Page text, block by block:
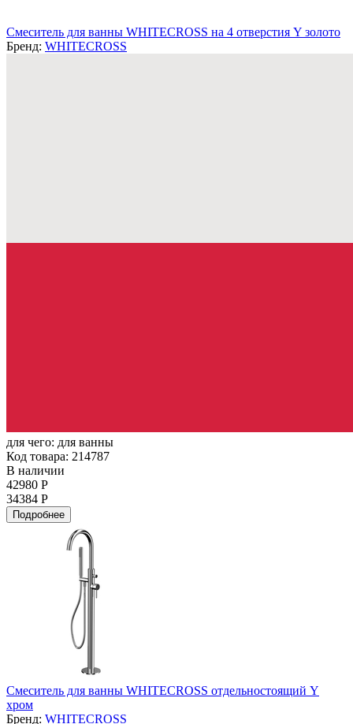
Смеситель для ванны WHITECROSS на 4 отверстия Y золото
Бренд: WHITECROSS
для чего: для ванны
Код товара: 214787
В наличии
42980 Р
34384 Р
Подробнее
Смеситель для ванны WHITECROSS отдельностоящий Y
хром
Бренд: WHITECROSS